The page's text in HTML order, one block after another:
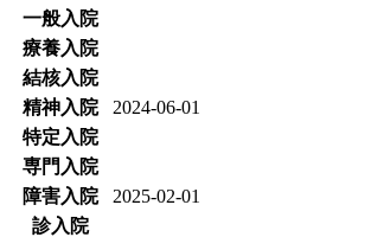
一般入院
療養入院
結核入院
精神入院
2024-06-01
特定入院
専門入院
障害入院
2025-02-01
診入院